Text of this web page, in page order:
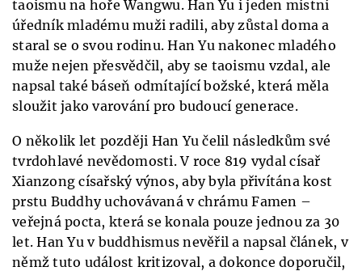
taoismu na hoře Wangwu. Han Yu i jeden místní
úředník mladému muži radili, aby zůstal doma a
staral se o svou rodinu. Han Yu nakonec mladého
muže nejen přesvědčil, aby se taoismu vzdal, ale
napsal také báseň odmítající božské, která měla
sloužit jako varování pro budoucí generace.
O několik let později Han Yu čelil následkům své
tvrdohlavé nevědomosti. V roce 819 vydal císař
Xianzong císařský výnos, aby byla přivítána kost
prstu Buddhy uchovávaná v chrámu Famen –
veřejná pocta, která se konala pouze jednou za 30
let. Han Yu v buddhismus nevěřil a napsal článek, v
němž tuto událost kritizoval, a dokonce doporučil,